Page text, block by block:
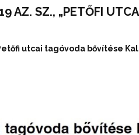
AZ. SZ., „PETŐFI
utcai tagóvoda bővítése